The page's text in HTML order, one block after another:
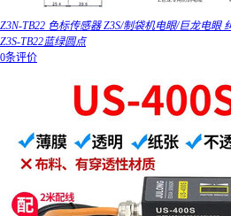
Z3N-TB22 色标传感器 Z3S/制袋机电眼/巨龙电眼
Z3S-TB22蓝绿圆点
0条评价